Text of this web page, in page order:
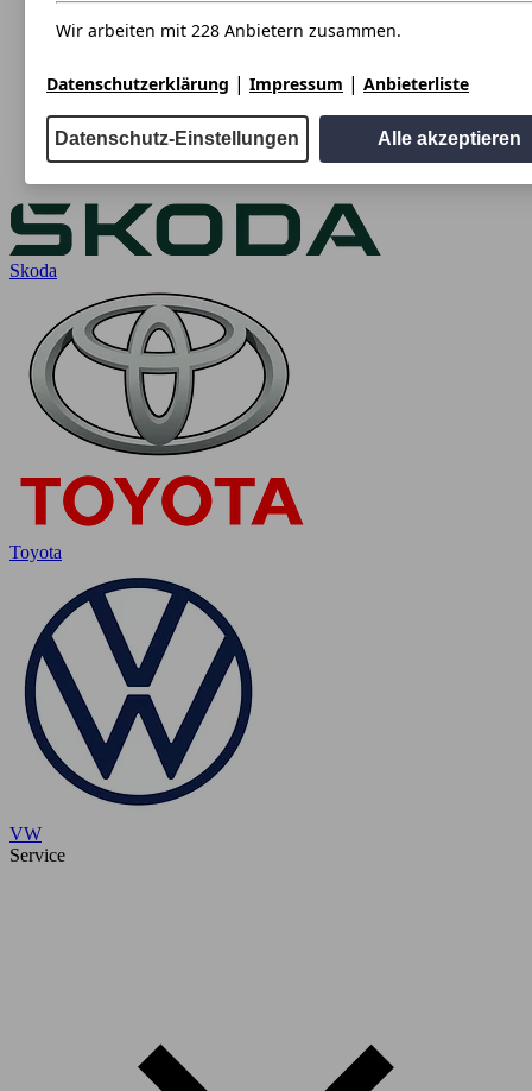
Skoda
Toyota
VW
Service
Wir arbeiten mit 228 Anbietern zusammen.
Datenschutzerklärung | Impressum | Anbieterliste
Datenschutz-Einstellungen Alle akzeptieren